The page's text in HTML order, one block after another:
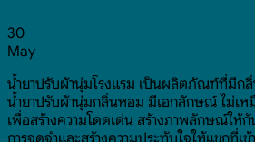
30
May
น้ำยาปรับผ้านุ่มโรงแรม เป็นผลิตภัณฑ์ที่มีกลิ่
น้ำยาปรับผ้านุ่มกลิ่นหอม มีเอกลักษณ์ ไม่เห
เพื่อสร้างความโดดเด่น สร้างภาพลักษณ์ให้กั
การจดจำและสร้างความประทับใจให้แขกที่เ